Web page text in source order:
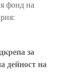
фонд на
за
дейност на